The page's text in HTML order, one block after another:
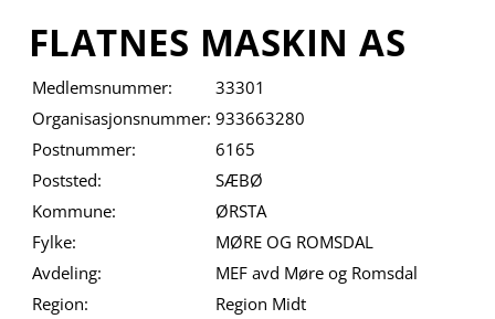
FLATNES MASKIN AS
Medlemsnummer:
33301
Organisasjonsnummer: 933663280
Postnummer:
6165
Poststed:
SÆBØ
Kommune:
ØRSTA
Fylke:
MØRE OG ROMSDAL
Avdeling:
MEF avd Møre og Romsdal
Region:
Region Midt